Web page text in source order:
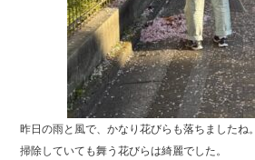
昨日の雨と風で、かなり花びらも落ちましたね。
掃除していても舞う花びらは綺麗でした。